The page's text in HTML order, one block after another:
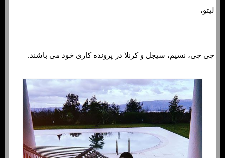
لیتو،
جی جی، نسیم، سیجل و کرنلا در پرونده کاری خود می باشند.